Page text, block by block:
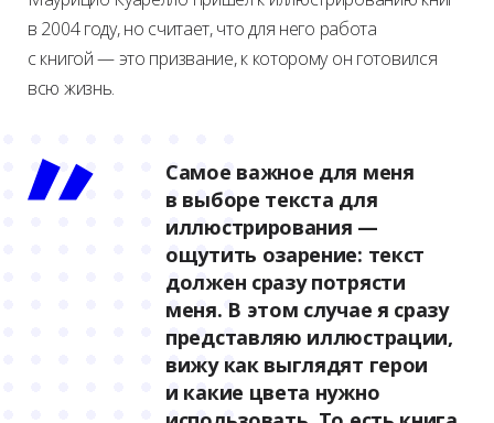
в 2004 году, но считает, что для него работа
с книгой — это призвание, к которому он готовился
всю жизнь.
Самое важное для меня
в выборе текста для
иллюстрирования —
ощутить озарение: текст
должен сразу потрясти
меня. В этом случае я сразу
представляю иллюстрации,
вижу как выглядят герои
и какие цвета нужно